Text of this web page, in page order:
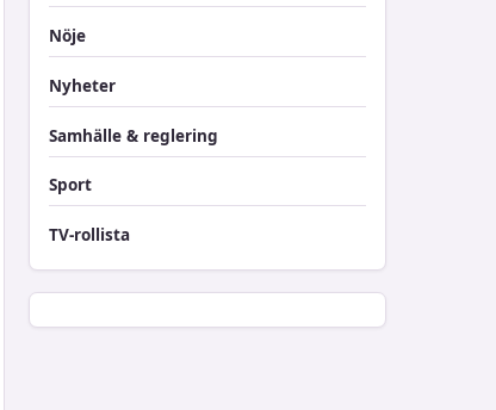
Nöje
Nyheter
Samhälle & reglering
Sport
TV-rollista